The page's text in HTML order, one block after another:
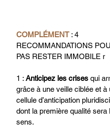
COMPLÉMENT : 4
RECOMMANDATIONS
PAS RESTER IMMOBILE r
1 : Anticipez les crises qui
grâce à une veille ciblée et à
cellule d’anticipation
dont la première qualité sera
sens.​